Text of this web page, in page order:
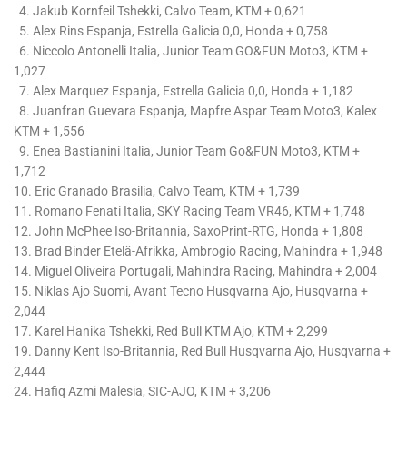
4. Jakub Kornfeil Tshekki, Calvo Team, KTM + 0,621
5. Alex Rins Espanja, Estrella Galicia 0,0, Honda + 0,758
6. Niccolo Antonelli Italia, Junior Team GO&FUN Moto3, KTM +
1,027
7. Alex Marquez Espanja, Estrella Galicia 0,0, Honda + 1,182
8. Juanfran Guevara Espanja, Mapfre Aspar Team Moto3, Kalex
KTM + 1,556
9. Enea Bastianini Italia, Junior Team Go&FUN Moto3, KTM +
1,712
10. Eric Granado Brasilia, Calvo Team, KTM + 1,739
11. Romano Fenati Italia, SKY Racing Team VR46, KTM + 1,748
12. John McPhee Iso-Britannia, SaxoPrint-RTG, Honda + 1,808
13. Brad Binder Etelä-Afrikka, Ambrogio Racing, Mahindra + 1,948
14. Miguel Oliveira Portugali, Mahindra Racing, Mahindra + 2,004
15. Niklas Ajo Suomi, Avant Tecno Husqvarna Ajo, Husqvarna +
2,044
17. Karel Hanika Tshekki, Red Bull KTM Ajo, KTM + 2,299
19. Danny Kent Iso-Britannia, Red Bull Husqvarna Ajo, Husqvarna +
2,444
24. Hafiq Azmi Malesia, SIC-AJO, KTM + 3,206